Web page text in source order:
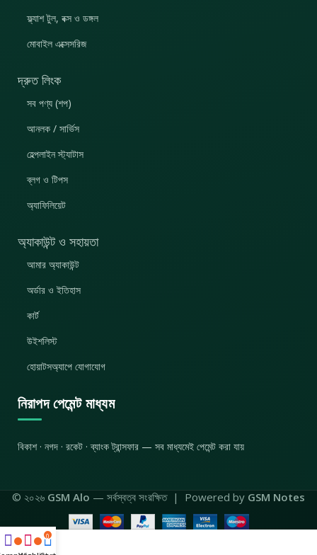
ফ্ল্যাশ টুল, বক্স ও ডঙ্গল
মোবাইল এক্সেসরিজ
দ্রুত লিংক
সব পণ্য (শপ)
আনলক / সার্ভিস
হেল্পলাইন স্ট্যাটাস
ব্লগ ও টিপস
অ্যাফিলিয়েট
অ্যাকাউন্ট ও সহায়তা
আমার অ্যাকাউন্ট
অর্ডার ও ইতিহাস
কার্ট
উইশলিস্ট
হোয়াটসঅ্যাপে যোগাযোগ
নিরাপদ পেমেন্ট মাধ্যম
বিকাশ · নগদ · রকেট · ব্যাংক ট্রান্সফার — সব মাধ্যমেই পেমেন্ট করা যায়
© ২০২৬ GSM Alo — সর্বস্বত্ব সংরক্ষিত | Powered by GSM Notes
0